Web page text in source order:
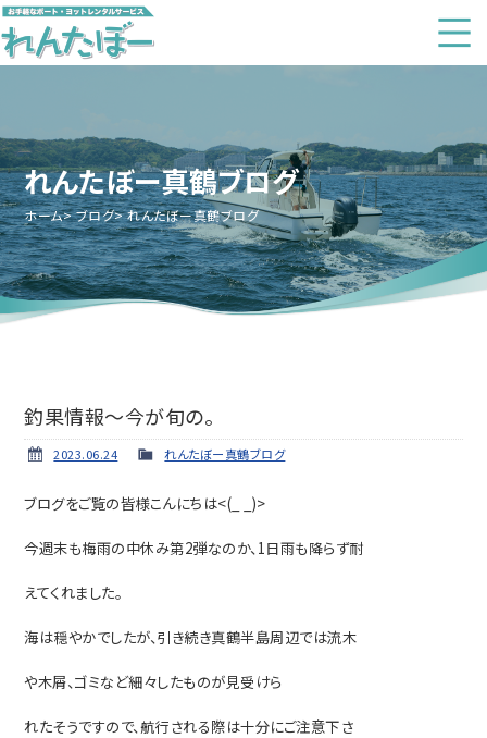
れんたぼー真鶴ブログ
ホーム ブログ れんたぼー真鶴ブログ
釣果情報～今が旬の。
2023.06.24 れんたぼー真鶴ブログ
ブログをご覧の皆様こんにちは<(_ _)>
今週末も梅雨の中休み第2弾なのか、1日雨も降らず耐
えてくれました。
海は穏やかでしたが、引き続き真鶴半島周辺では流木
や木屑、ゴミなど細々したものが見受けら
れたそうですので、航行される際は十分にご注意下さ